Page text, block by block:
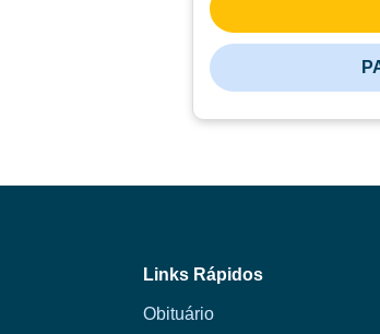
Links Rápidos
Obituário